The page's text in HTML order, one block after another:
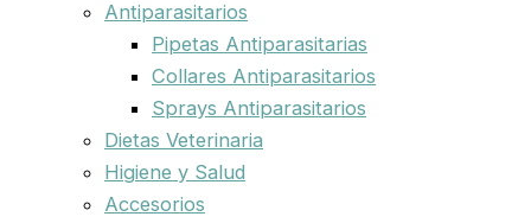
Antiparasitarios
Pipetas Antiparasitarias
Collares Antiparasitarios
Sprays Antiparasitarios
Dietas Veterinaria
Higiene y Salud
Accesorios